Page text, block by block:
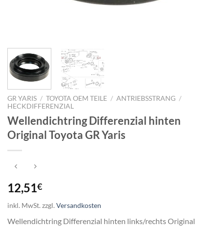
GR YARIS / TOYOTA OEM TEILE / ANTRIEBSSTRANG /
HECKDIFFERENZIAL
Wellendichtring Differenzial hinten
Original Toyota GR Yaris
12,51€
inkl. MwSt. zzgl. Versandkosten
Wellendichtring Differenzial hinten links/rechts Original